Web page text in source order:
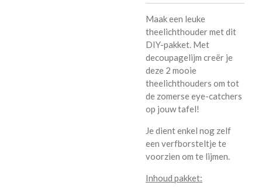
Maak een leuke
theelichthouder met dit
DIY-pakket. Met
decoupagelijm creër je
deze 2 mooie
theelichthouders om tot
de zomerse eye-catchers
op jouw tafel!
Je dient enkel nog zelf
een verfborsteltje te
voorzien om te lijmen.
Inhoud pakket: